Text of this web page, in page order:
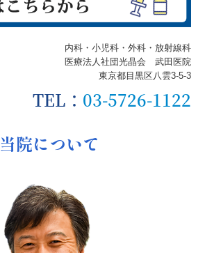
内科・小児科・外科・放射線科
医療法人社団光晶会 武田医院
東京都目黒区八雲3-5-3
TEL： 03-5726-1122
当院について